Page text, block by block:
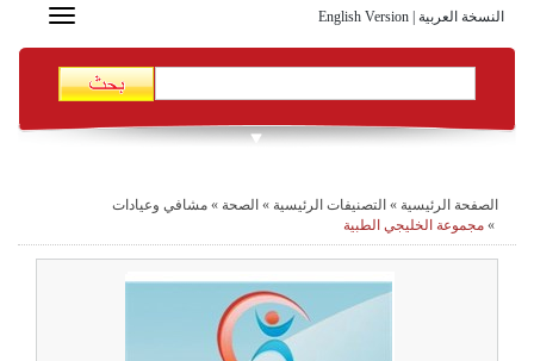
النسخة العربية English Version
Toggle
الصفحة الرئيسية » التصنيفات الرئيسية » الصحة » مشافي وعيادات
» مجموعة الخليجي الطبية